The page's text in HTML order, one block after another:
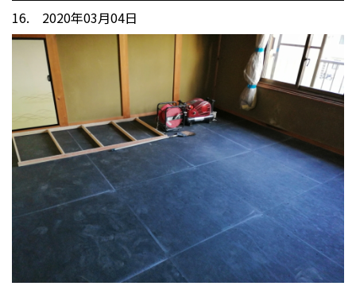
16. 2020年03月04日